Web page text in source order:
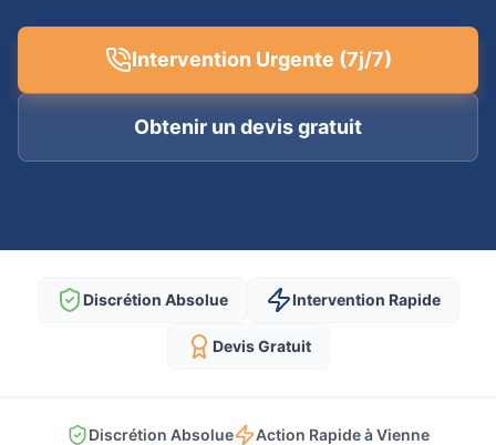
Intervention Urgente (7j/7)
Obtenir un devis gratuit
Discrétion Absolue Intervention Rapide
Devis Gratuit
Discrétion Absolue
Action Rapide à Vienne